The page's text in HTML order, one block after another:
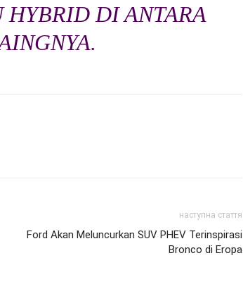
HYBRID DI ANTARA
наступна стаття
Ford Akan Meluncurkan SUV PHEV Terinspirasi
Bronco di Eropa